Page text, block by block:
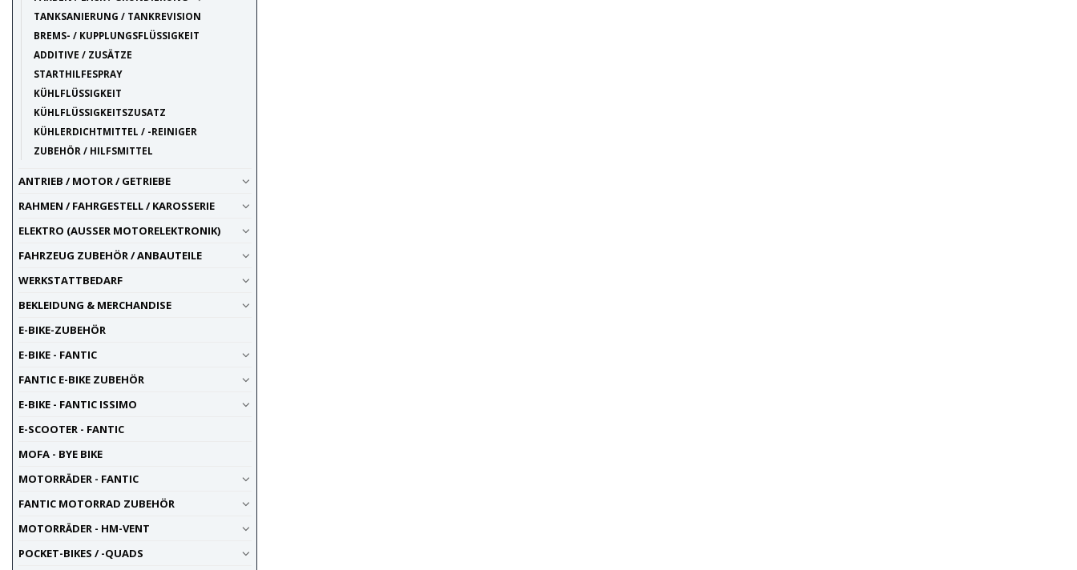
TANKSANIERUNG / TANKREVISION
BREMS- / KUPPLUNGSFLÜSSIGKEIT
ADDITIVE / ZUSÄTZE
STARTHILFESPRAY
KÜHLFLÜSSIGKEIT
KÜHLFLÜSSIGKEITSZUSATZ
KÜHLERDICHTMITTEL / -REINIGER
ZUBEHÖR / HILFSMITTEL
ANTRIEB / MOTOR / GETRIEBE
RAHMEN / FAHRGESTELL / KAROSSERIE
ELEKTRO (AUSSER MOTORELEKTRONIK)
FAHRZEUG ZUBEHÖR / ANBAUTEILE
WERKSTATTBEDARF
BEKLEIDUNG & MERCHANDISE
E-BIKE-ZUBEHÖR
E-BIKE - FANTIC
FANTIC E-BIKE ZUBEHÖR
E-BIKE - FANTIC ISSIMO
E-SCOOTER - FANTIC
MOFA - BYE BIKE
MOTORRÄDER - FANTIC
FANTIC MOTORRAD ZUBEHÖR
MOTORRÄDER - HM-VENT
POCKET-BIKES / -QUADS